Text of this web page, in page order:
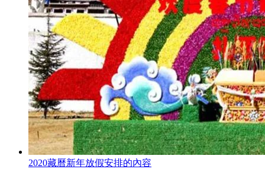
2020藏曆新年放假安排的內容